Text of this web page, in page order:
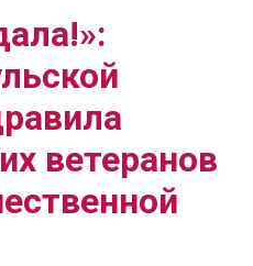
ветеранов